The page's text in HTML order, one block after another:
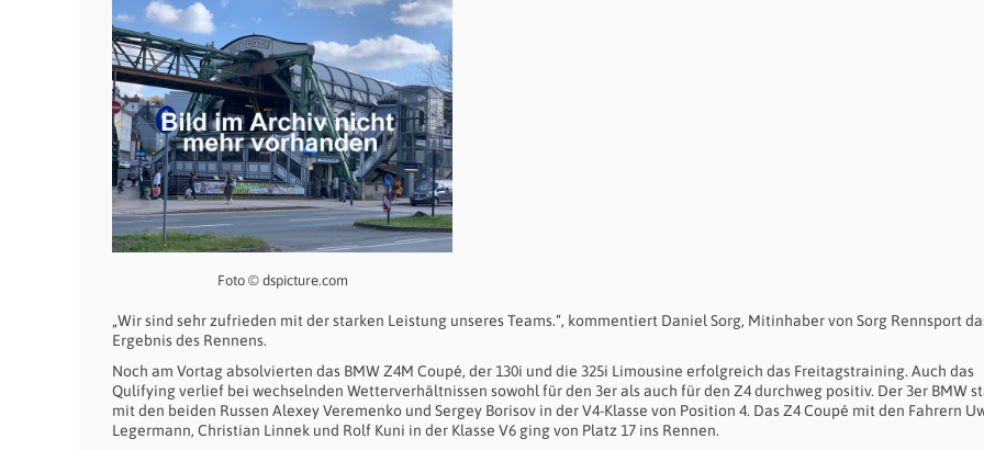
Foto © dspicture.com
„Wir sind sehr zufrieden mit der starken Leistung unseres Teams.“, kommentiert Daniel Sorg, Mitinhaber von Sorg Rennsport
Ergebnis des Rennens.
Noch am Vortag absolvierten das BMW Z4M Coupé, der 130i und die 325i Limousine erfolgreich das Freitagstraining. Auch das
Qulifying verlief bei wechselnden Wetterverhältnissen sowohl für den 3er als auch für den Z4 durchweg positiv. Der 3er BMW
mit den beiden Russen Alexey Veremenko und Sergey Borisov in der V4-Klasse von Position 4. Das Z4 Coupé mit den Fahrern
Legermann, Christian Linnek und Rolf Kuni in der Klasse V6 ging von Platz 17 ins Rennen.